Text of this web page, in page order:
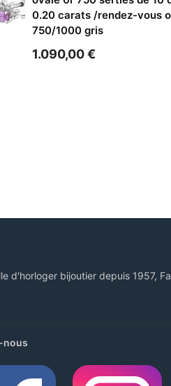
0.20 carats /rendez-vous
750/1000 gris
1.090,00€
d'horloger bijoutier depuis 1957,
nous